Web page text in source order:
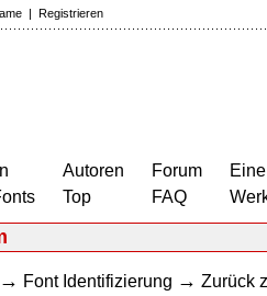
| Registrieren
Autoren
Top
Forum
FAQ
→ Font Identifizierung → Zurück